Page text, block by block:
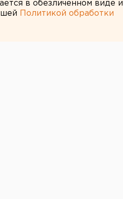
в обезличенном виде и
Политикой обработки